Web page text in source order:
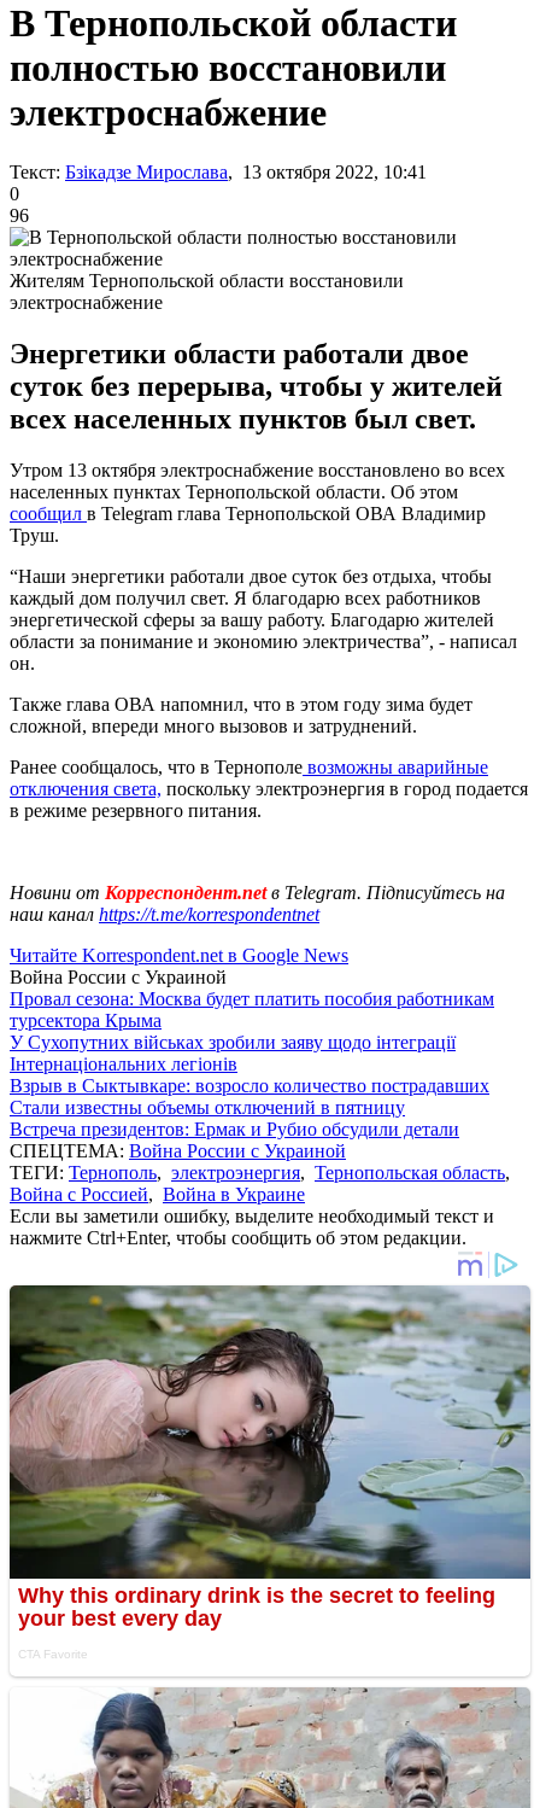
В Тернопольской области
полностью восстановили
электроснабжение
Текст: Бзікадзе Мирослава, 13 октября 2022, 10:41
0
96
Жителям Тернопольской области восстановили
электроснабжение
Энергетики области работали двое
суток без перерыва, чтобы у жителей
всех населенных пунктов был свет.
Утром 13 октября электроснабжение восстановлено во всех
населенных пунктах Тернопольской области. Об этом
сообщил в Telegram глава Тернопольской ОВА Владимир
Труш.
“Наши энергетики работали двое суток без отдыха, чтобы
каждый дом получил свет. Я благодарю всех работников
энергетической сферы за вашу работу. Благодарю жителей
области за понимание и экономию электричества”, - написал
он.
Также глава ОВА напомнил, что в этом году зима будет
сложной, впереди много вызовов и затруднений.
Ранее сообщалось, что в Тернополе возможны аварийные
отключения света, поскольку электроэнергия в город подается
в режиме резервного питания.
Новини от Корреспондент.netв Telegram. Підписуйтесь на
наш канал https://t.me/korrespondentnet
Читайте Korrespondent.net в Google News
Война России с Украиной
Провал сезона: Москва будет платить пособия работникам
турсектора Крыма
У Сухопутних військах зробили заяву щодо інтеграції
Інтернаціональних легіонів
Взрыв в Сыктывкаре: возросло количество пострадавших
Стали известны объемы отключений в пятницу
Встреча президентов: Ермак и Рубио обсудили детали
СПЕЦТЕМА: Война России с Украиной
ТЕГИ: Тернополь, электроэнергия, Тернопольская область,
Война с Россией, Война в Украине
Если вы заметили ошибку, выделите необходимый текст и
нажмите Ctrl+Enter, чтобы сообщить об этом редакции.